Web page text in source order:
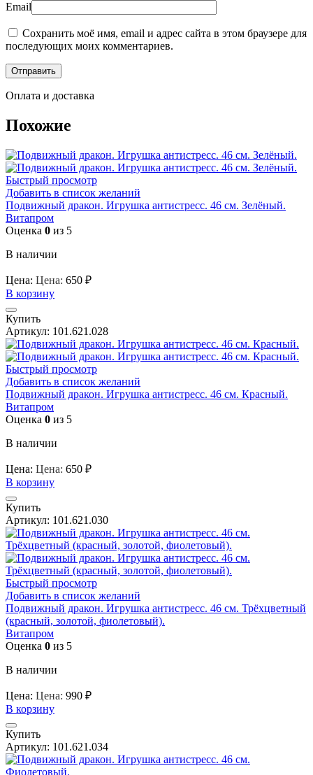
Email
Сохранить моё имя, email и адрес сайта в этом браузере для
последующих моих комментариев.
Оплата и доставка
Похожие
Быстрый просмотр
Добавить в список желаний
Подвижный дракон. Игрушка антистресс. 46 см. Зелёный.
Витапром
Оценка 0 из 5
В наличии
Цена: Цена: 650 ₽
В корзину
Купить
Артикул: 101.621.028
Быстрый просмотр
Добавить в список желаний
Подвижный дракон. Игрушка антистресс. 46 см. Красный.
Витапром
Оценка 0 из 5
В наличии
Цена: Цена: 650 ₽
В корзину
Купить
Артикул: 101.621.030
Быстрый просмотр
Добавить в список желаний
Подвижный дракон. Игрушка антистресс. 46 см. Трёхцветный
(красный, золотой, фиолетовый).
Витапром
Оценка 0 из 5
В наличии
Цена: Цена: 990 ₽
В корзину
Купить
Артикул: 101.621.034